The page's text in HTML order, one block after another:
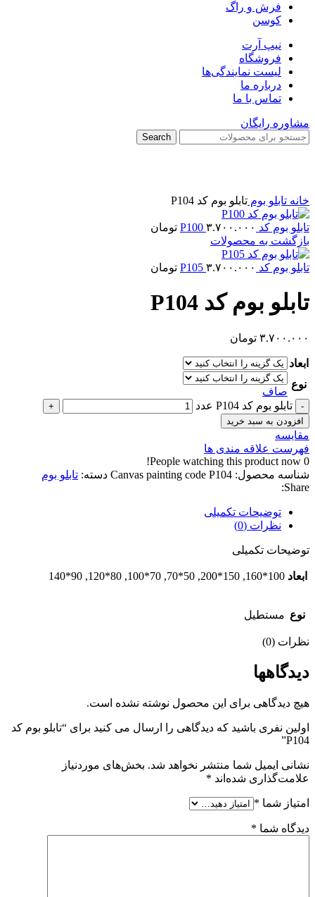
فرش و راگ
کوسن
نیپ آرت
فروشگاه
لیست نمایندگی‌ها
درباره ما
تماس با ما
مشاوره رایگان
Search
خانه تابلو بوم تابلو بوم کد P104
تابلو بوم کد P100 ۳.۷۰۰.۰۰۰
تومان
بازگشت به محصولات
تابلو بوم کد P105 ۳.۷۰۰.۰۰۰ تومان
تابلو بوم کد P104
۳.۷۰۰.۰۰۰ تومان
ابعاد
نوع
صاف
تابلو بوم کد P104 عدد
افزودن به سبد خرید
مقایسه
فهرست علاقه مندی ها
0
People watching this product now!
شناسه محصول: Canvas painting code P104 دسته: تابلو بوم
Share:
توضیحات تکمیلی
نظرات (0)
توضیحات تکمیلی
ابعاد 100*160, 150*200, 50*70, 70*100, 80*120, 90*140
نوع مستطیل
نظرات (0)
دیدگاهها
هیچ دیدگاهی برای این محصول نوشته نشده است.
اولین نفری باشید که دیدگاهی را ارسال می کنید برای “تابلو بوم کد
P104”
نشانی ایمیل شما منتشر نخواهد شد. بخش‌های موردنیاز
علامت‌گذاری شده‌اند *
امتیاز شما *
دیدگاه شما *